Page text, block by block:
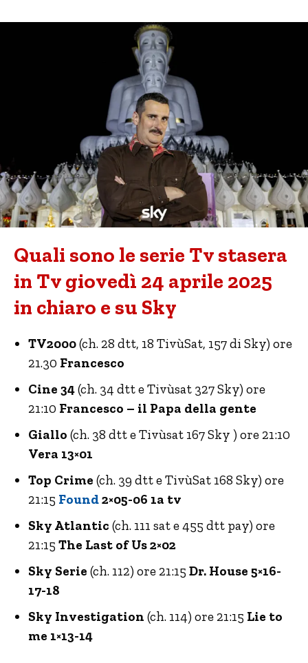
Quali sono le serie Tv stasera
in Tv giovedì 24 aprile 2025
in chiaro e su Sky
TV2000(ch. 28 dtt, 18 TivùSat, 157 di Sky) ore
21.30 Francesco
Cine 34(ch. 34 dtt e Tivùsat 327 Sky) ore
21:10 Francesco – il Papa della gente
Giallo (ch. 38 dtt e Tivùsat 167 Sky ) ore 21:10
Vera 13×01
Top Crime (ch. 39 dtt e TivùSat 168 Sky) ore
21:15 Found2×05-06 1a tv
Sky Atlantic (ch. 111 sat e 455 dtt pay) ore
21:15 The Last of Us 2×02
Sky Serie (ch. 112) ore 21:15 Dr. House 5×16-
17-18
Sky Investigation (ch. 114) ore 21:15 Lie to
me 1×13-14